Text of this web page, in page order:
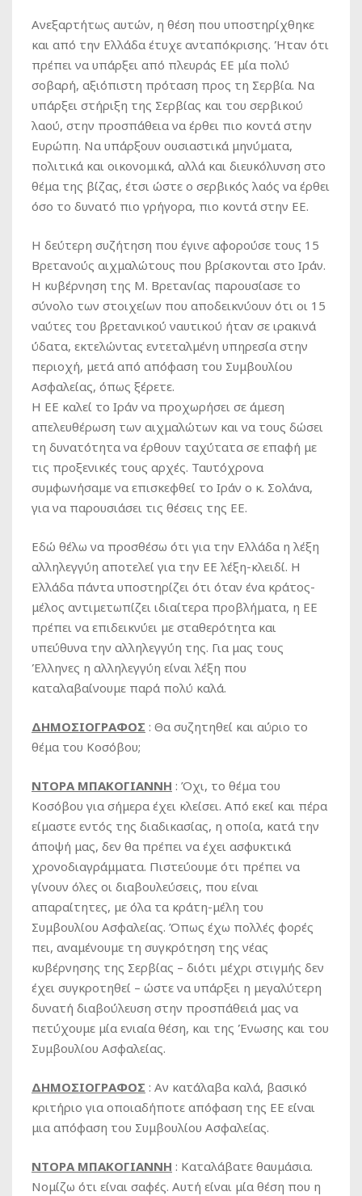
Ανεξαρτήτως αυτών, η θέση που υποστηρίχθηκε
και από την Ελλάδα έτυχε ανταπόκρισης. Ήταν ότι
πρέπει να υπάρξει από πλευράς ΕΕ μία πολύ
σοβαρή, αξιόπιστη πρόταση προς τη Σερβία. Να
υπάρξει στήριξη της Σερβίας και του σερβικού
λαού, στην προσπάθεια να έρθει πιο κοντά στην
Ευρώπη. Να υπάρξουν ουσιαστικά μηνύματα,
πολιτικά και οικονομικά, αλλά και διευκόλυνση στο
θέμα της βίζας, έτσι ώστε ο σερβικός λαός να έρθει
όσο το δυνατό πιο γρήγορα, πιο κοντά στην ΕΕ.
Η δεύτερη συζήτηση που έγινε αφορούσε τους 15
Βρετανούς αιχμαλώτους που βρίσκονται στο Ιράν.
Η κυβέρνηση της Μ. Βρετανίας παρουσίασε το
σύνολο των στοιχείων που αποδεικνύουν ότι οι 15
ναύτες του βρετανικού ναυτικού ήταν σε ιρακινά
ύδατα, εκτελώντας εντεταλμένη υπηρεσία στην
περιοχή, μετά από απόφαση του Συμβουλίου
Ασφαλείας, όπως ξέρετε.
Η ΕΕ καλεί το Ιράν να προχωρήσει σε άμεση
απελευθέρωση των αιχμαλώτων και να τους δώσει
τη δυνατότητα να έρθουν ταχύτατα σε επαφή με
τις προξενικές τους αρχές. Ταυτόχρονα
συμφωνήσαμε να επισκεφθεί το Ιράν ο κ. Σολάνα,
για να παρουσιάσει τις θέσεις της ΕΕ.
Εδώ θέλω να προσθέσω ότι για την Ελλάδα η λέξη
αλληλεγγύη αποτελεί για την ΕΕ λέξη-κλειδί. Η
Ελλάδα πάντα υποστηρίζει ότι όταν ένα κράτος-
μέλος αντιμετωπίζει ιδιαίτερα προβλήματα, η ΕΕ
πρέπει να επιδεικνύει με σταθερότητα και
υπεύθυνα την αλληλεγγύη της. Για μας τους
Έλληνες η αλληλεγγύη είναι λέξη που
καταλαβαίνουμε παρά πολύ καλά.
ΔΗΜΟΣΙΟΓΡΑΦΟΣ : Θα συζητηθεί και αύριο το
θέμα του Κοσόβου;
ΝΤΟΡΑ ΜΠΑΚΟΓΙΑΝΝΗ : Όχι, το θέμα του
Κοσόβου για σήμερα έχει κλείσει. Από εκεί και πέρα
είμαστε εντός της διαδικασίας, η οποία, κατά την
άποψή μας, δεν θα πρέπει να έχει ασφυκτικά
χρονοδιαγράμματα. Πιστεύουμε ότι πρέπει να
γίνουν όλες οι διαβουλεύσεις, που είναι
απαραίτητες, με όλα τα κράτη-μέλη του
Συμβουλίου Ασφαλείας. Όπως έχω πολλές φορές
πει, αναμένουμε τη συγκρότηση της νέας
κυβέρνησης της Σερβίας – διότι μέχρι στιγμής δεν
έχει συγκροτηθεί – ώστε να υπάρξει η μεγαλύτερη
δυνατή διαβούλευση στην προσπάθειά μας να
πετύχουμε μία ενιαία θέση, και της Ένωσης και του
Συμβουλίου Ασφαλείας.
ΔΗΜΟΣΙΟΓΡΑΦΟΣ : Αν κατάλαβα καλά, βασικό
κριτήριο για οποιαδήποτε απόφαση της ΕΕ είναι
μια απόφαση του Συμβουλίου Ασφαλείας.
ΝΤΟΡΑ ΜΠΑΚΟΓΙΑΝΝΗ : Καταλάβατε θαυμάσια.
Νομίζω ότι είναι σαφές. Αυτή είναι μία θέση που η